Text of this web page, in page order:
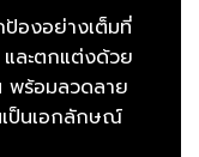
ป้องอย่างเต็มที่
ละตกแต่งด้วย
พร้อมลวดลาย
ป็นเอกลักษณ์